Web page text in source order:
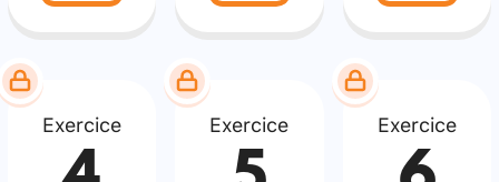
Exercice Exercice Exercice